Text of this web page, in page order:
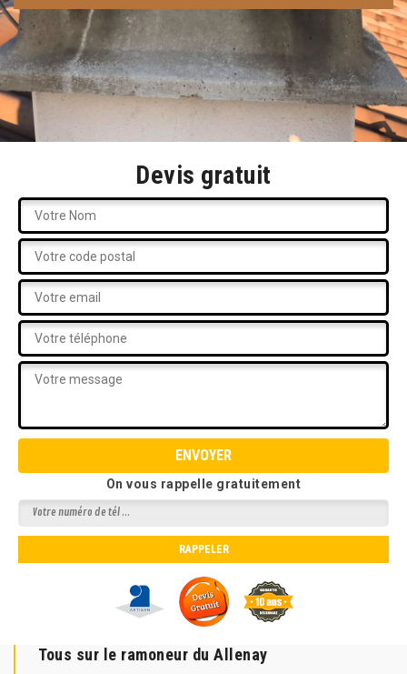
Devis gratuit
On vous rappelle gratuitement
Tous sur le ramoneur du Allenay